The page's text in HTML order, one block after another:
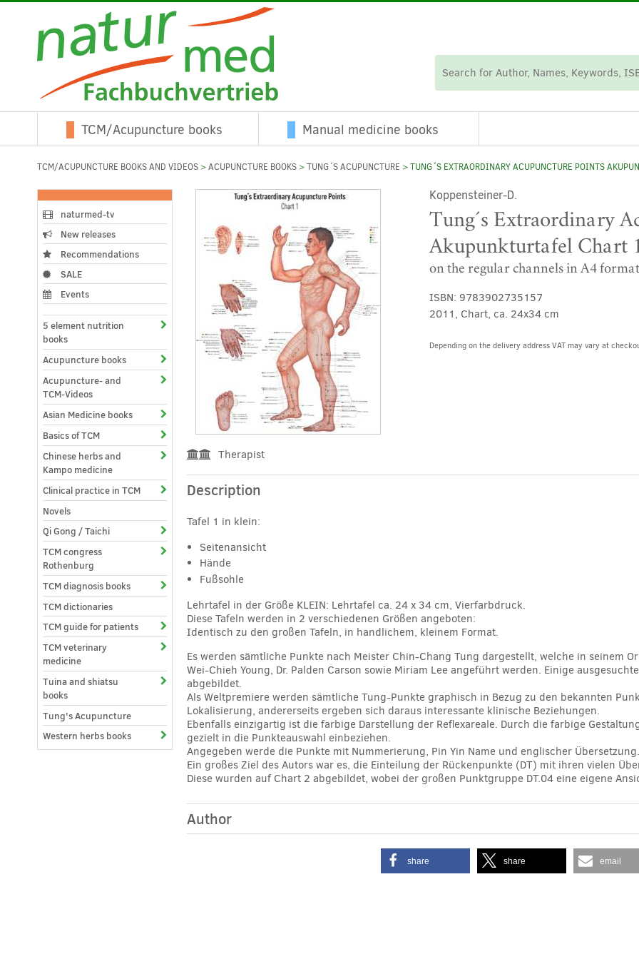
TCM/Acupuncture books Manual medicine books
TCM/ACUPUNCTURE BOOKS AND VIDEOS >ACUPUNCTURE BOOKS >TUNG´S ACUPUNCTURE > TUNG´S EXTRAORDINARY ACUPUNCTURE POINTS
Therapist
Koppensteiner-D.
Tung´s Extraordinary
Akupunkturtafel Chart
on the regular channels in A4 format
ISBN: 9783902735157
2011, Chart, ca. 24x34 cm
Depending on the delivery address VAT may vary at
Description
Tafel 1 in klein:
Seitenansicht
Hände
Fußsohle
Lehrtafel in der Größe KLEIN: Lehrtafel ca. 24 x 34 cm, Vierfarbdruck.
Diese Tafeln werden in 2 verschiedenen Größen angeboten:
Identisch zu den großen Tafeln, in handlichem, kleinem Format.
Es werden sämtliche Punkte nach Meister Chin-Chang Tung dargestellt, welche in seinem
Wei-Chieh Young, Dr. Palden Carson sowie Miriam Lee angeführt werden. Einige
abgebildet.
Als Weltpremiere werden sämtliche Tung-Punkte graphisch in Bezug zu den bekannten
Lokalisierung, andererseits ergeben sich daraus interessante klinische Beziehungen.
Ebenfalls einzigartig ist die farbige Darstellung der Reflexareale. Durch die farbige
gezielt in die Punkteauswahl einbeziehen.
Angegeben werde die Punkte mit Nummerierung, Pin Yin Name und englischer Übersetzung.
Ein großes Ziel des Autors war es, die Einteilung der Rückenpunkte (DT) mit ihren vielen
Diese wurden auf Chart 2 abgebildet, wobei der großen Punktgruppe DT.04 eine eigene
Author
share share email
naturmed-tv
New releases
Recommendations
SALE
Events
5 element nutrition
books
Acupuncture books
Acupuncture- and
TCM-Videos
Asian Medicine books
Basics of TCM
Chinese herbs and
Kampo medicine
Clinical practice in TCM
Novels
Qi Gong / Taichi
TCM congress
Rothenburg
TCM diagnosis books
TCM dictionaries
TCM guide for patients
TCM veterinary
medicine
Tuina and shiatsu
books
Tung's Acupuncture
Western herbs books